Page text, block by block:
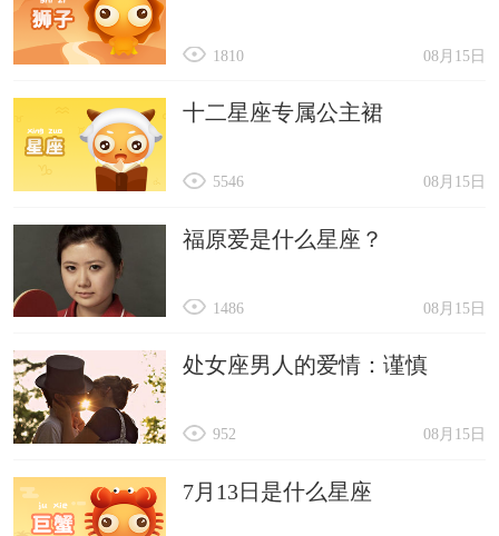
08月15日
1810
十二星座专属公主裙
08月15日
5546
福原爱是什么星座？
08月15日
1486
处女座男人的爱情：谨慎
08月15日
952
7月13日是什么星座